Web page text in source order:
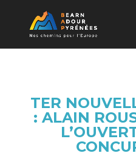
TER
: ALAIN